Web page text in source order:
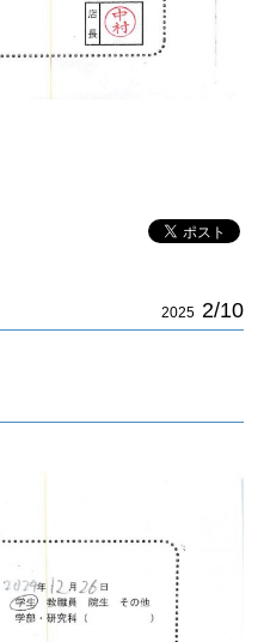
2025 2/10